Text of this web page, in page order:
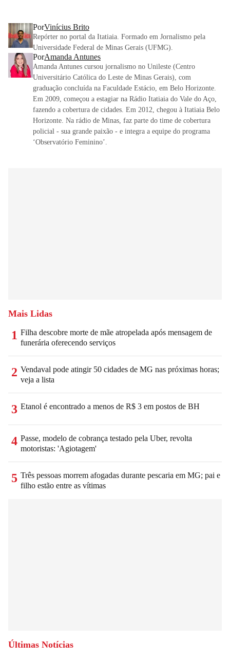
PorVinícius Brito
Repórter no portal da Itatiaia. Formado em Jornalismo pela
Universidade Federal de Minas Gerais (UFMG).
PorAmanda Antunes
Amanda Antunes cursou jornalismo no Unileste (Centro
Universitário Católica do Leste de Minas Gerais), com
graduação concluída na Faculdade Estácio, em Belo Horizonte.
Em 2009, começou a estagiar na Rádio Itatiaia do Vale do Aço,
fazendo a cobertura de cidades. Em 2012, chegou à Itatiaia Belo
Horizonte. Na rádio de Minas, faz parte do time de cobertura
policial - sua grande paixão - e integra a equipe do programa
‘Observatório Feminino’.
Mais Lidas
1 Filha descobre morte de mãe atropelada após mensagem de
funerária oferecendo serviços
2 Vendaval pode atingir 50 cidades de MG nas próximas horas;
veja a lista
3 Etanol é encontrado a menos de R$ 3 em postos de BH
4 Passe, modelo de cobrança testado pela Uber, revolta
motoristas: 'Agiotagem'
5 Três pessoas morrem afogadas durante pescaria em MG; pai e
filho estão entre as vítimas
Últimas Notícias